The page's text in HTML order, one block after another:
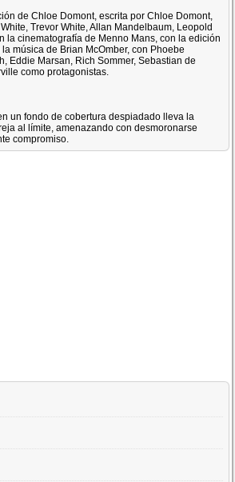
de Chloe Domont, escrita por Chloe Domont,
Trevor White, Allan Mandelbaum, Leopold
la cinematografía de Menno Mans, con la edición
música de Brian McOmber, con Phoebe
Eddie Marsan, Rich Sommer, Sebastian de
como protagonistas.
un fondo de cobertura despiadado lleva la
al límite, amenazando con desmoronarse
compromiso.